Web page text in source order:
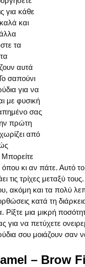
για κάθε
και
τα
αυτά
σαπούνι
για να
με φυσική
σας
πρώτη
από
Μπορείτε
όπου κι αν πάτε. Αυτό
τις τρίχες μεταξύ
ακόμη και τα πολύ
κατά τη
μια μικρή
για να πετύχετε
σου μοιάζουν σαν
– Brow